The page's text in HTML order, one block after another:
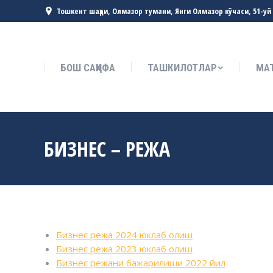
Тошкент шаҳри, Олмазор тумани, Янги Олмазор кўчаси, 51-уй
БОШ САҲИФА ТАШКИЛОТЛАР
БИЗНЕС – РЕЖА
Бизнес режа 2024 юклаб олиш
Бизнес режа 2023 юклаб олиш
Бизнес режани бажарилиши 2022 йил